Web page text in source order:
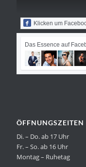
Klicken um
Das Essence auf
ÖFFNUNGSZEITEN
Di. – Do. ab 17 Uhr
Fr. – So. ab 16 Uhr
Montag – Ruhetag